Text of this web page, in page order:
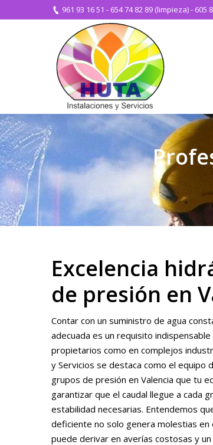
961 93 16 51 - 654 74 82 89 (limpieza)- 605
Excelencia
de presión en
Contar con un suministro de agua
adecuada es un requisito
propietarios como en complejos
y Servicios se destaca como el equipo
grupos de presión en Valencia que tu
garantizar que el caudal llegue a cada
estabilidad necesarias. Entendemos
deficiente no solo genera molestias en
puede derivar en averías costosas y